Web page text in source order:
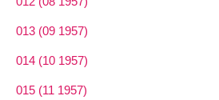
013 (09 1957)
014 (10 1957)
015 (11 1957)